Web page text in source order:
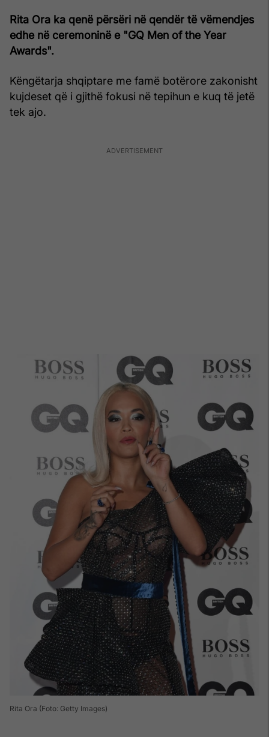
Rita Ora ka qenë përsëri në qendër të vëmendjes
edhe në ceremoninë e "GQ Men of the Year
Awards".
Këngëtarja shqiptare me famë botërore zakonisht
kujdeset që i gjithë fokusi në tepihun e kuq të jetë
tek ajo.
Rita Ora (Foto: Getty Images)